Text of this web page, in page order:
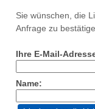
Sie wünschen, die
Anfrage zu
Ihre E-Mail-
Name: